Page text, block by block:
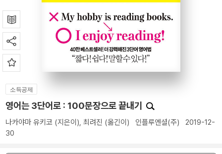
소득공제
영어는 3단어로 : 100문장으로 끝내기
나카야마 유키코 (지은이), 최려진 (옮긴이) 인플루엔셜(주) 2019-12-
30